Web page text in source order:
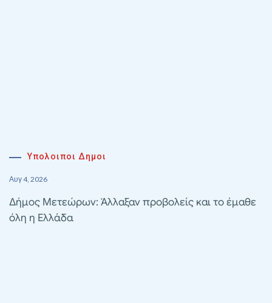
Υπολοιποι Δημοι
Αυγ 4, 2026
Δήμος Μετεώρων: Άλλαξαν προβολείς και το έμαθε
όλη η Ελλάδα